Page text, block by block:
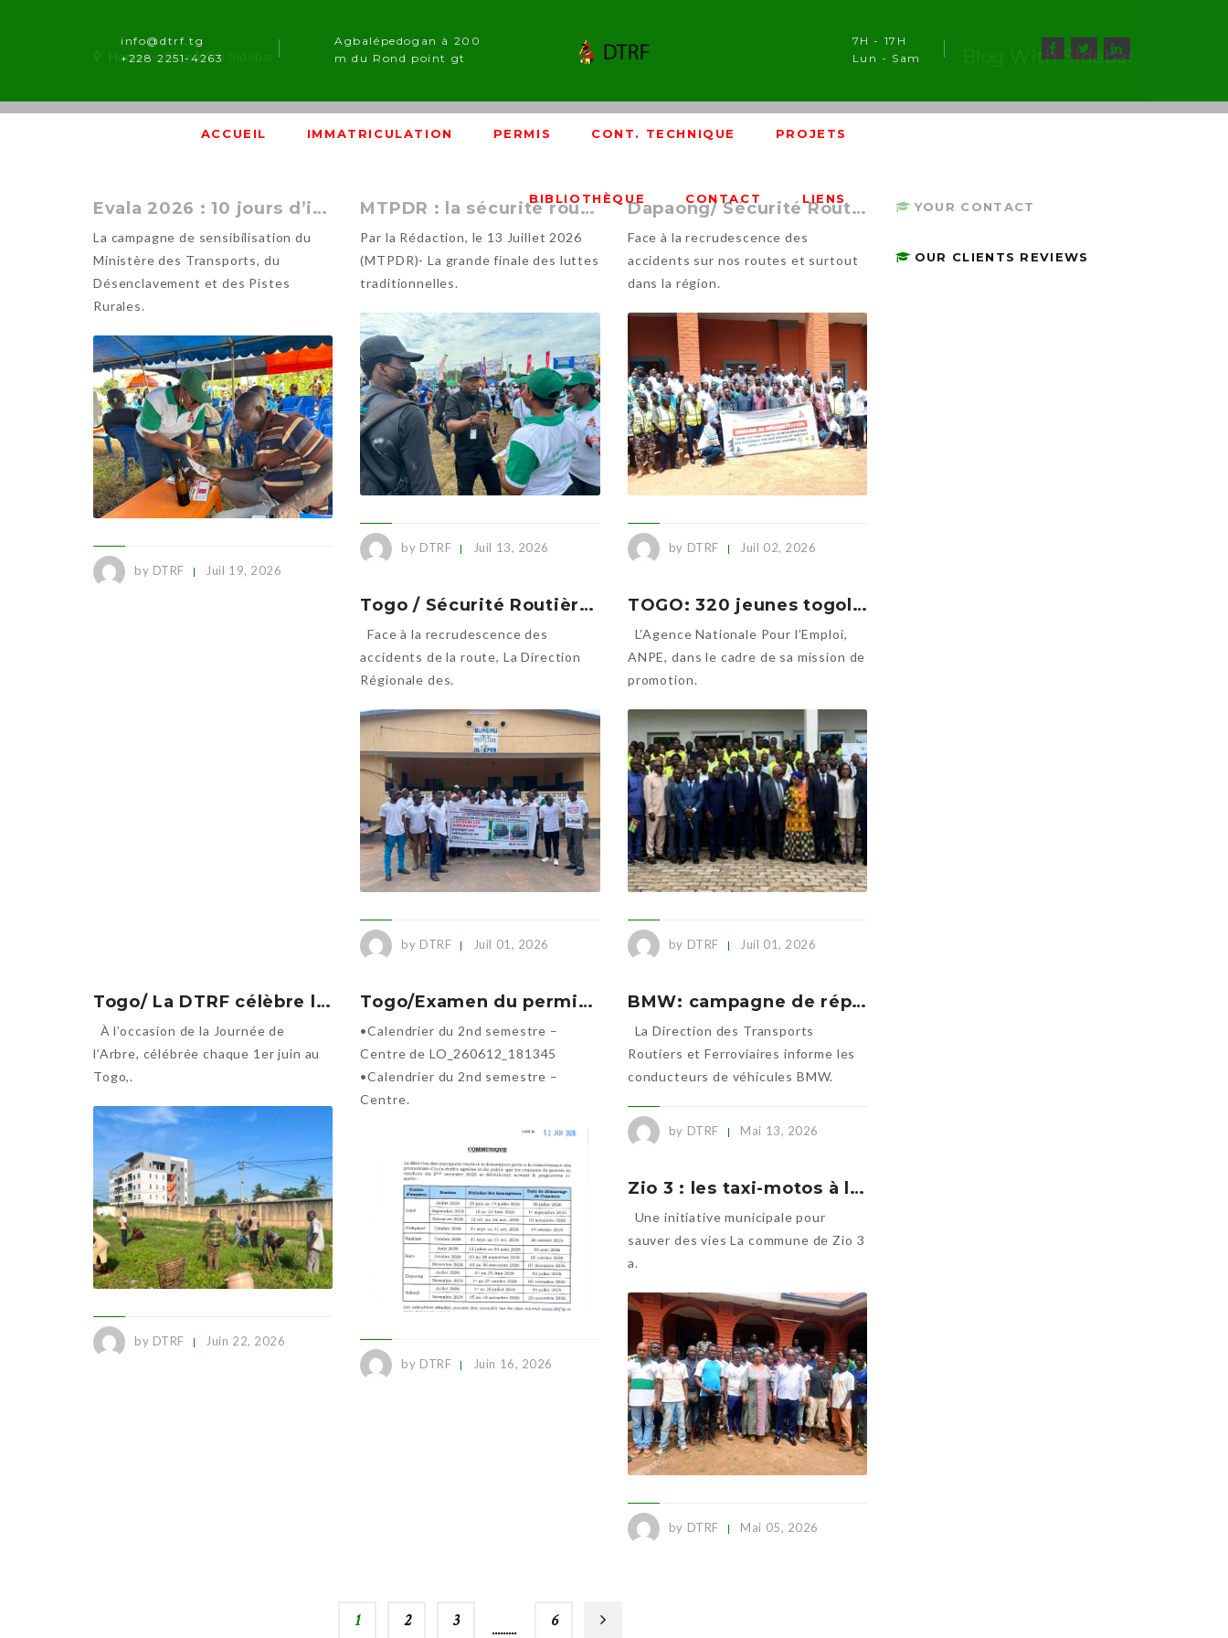
info@dtrf.tg
+228 2251-4263
Agbalépedogan à 200
m du Rond point gt
7H - 17H
Lun - Sam
ACCUEIL IMMATRICULATION PERMIS CONT. TECHNIQUE PROJETS
BIBLIOTHÈQUE CONTACT LIENS
Home - Blog With Sidebar Blog With Sidebar
Evala 2026 : 10 jours d’intense sensibilisation du MTDPR
La campagne de sensibilisation du
Ministère des Transports, du
Désenclavement et des Pistes
Rurales.
by DTRF Juil 19, 2026
MTPDR : la sécurité routière au cœur des Evala 2026
Par la Rédaction, le 13 Juillet 2026
(MTPDR)- La grande finale des luttes
traditionnelles.
by DTRF Juil 13, 2026
Dapaong/ Sécurité Routière : La DTRF sensibilise contre la recrudescence des accidents dans les Savanes
Face à la recrudescence des
accidents sur nos routes et surtout
dans la région.
by DTRF Juil 02, 2026
Togo / Sécurité Routière à Kara : La DTRF lance une caravane de sensibilisation dans sept préfectures
Face à la recrudescence des
accidents de la route, La Direction
Régionale des.
by DTRF Juil 01, 2026
TOGO: 320 jeunes togolais formés à la conduite de camions pour répondre à une demande urgente du marché
L’Agence Nationale Pour l’Emploi,
ANPE, dans le cadre de sa mission de
promotion.
by DTRF Juil 01, 2026
Togo/ La DTRF célèbre la Journée de l’Arbre : 30 plants pour un transport plus vert
À l’occasion de la Journée de
l’Arbre, célébrée chaque 1er juin au
Togo,.
by DTRF Juin 22, 2026
Togo/Examen du permis de conduire : voici le calendrier du second semestre
•Calendrier du 2nd semestre –
Centre de LO_260612_181345
•Calendrier du 2nd semestre –
Centre.
by DTRF Juin 16, 2026
BMW: campagne de réparation gratuite des airbags Takata
La Direction des Transports
Routiers et Ferroviaires informe les
conducteurs de véhicules BMW.
by DTRF Mai 13, 2026
Zio 3 : les taxi-motos à l’école du code de la route
Une initiative municipale pour
sauver des vies La commune de Zio 3
a.
by DTRF Mai 05, 2026
1 2 3 6
YOUR CONTACT
OUR CLIENTS REVIEWS